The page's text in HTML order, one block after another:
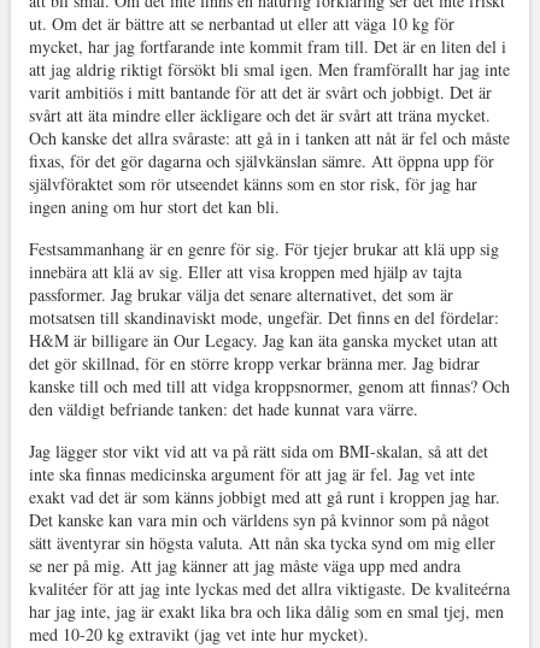
ut. Om det är bättre att se nerbantad ut eller att väga 10 kg för
mycket, har jag fortfarande inte kommit fram till. Det är en liten del i
att jag aldrig riktigt försökt bli smal igen. Men framförallt har jag inte
varit ambitiös i mitt bantande för att det är svårt och jobbigt. Det är
svårt att äta mindre eller äckligare och det är svårt att träna mycket.
Och kanske det allra svåraste: att gå in i tanken att nåt är fel och måste
fixas, för det gör dagarna och självkänslan sämre. Att öppna upp för
självföraktet som rör utseendet känns som en stor risk, för jag har
ingen aning om hur stort det kan bli.
Festsammanhang är en genre för sig. För tjejer brukar att klä upp sig
innebära att klä av sig. Eller att visa kroppen med hjälp av tajta
passformer. Jag brukar välja det senare alternativet, det som är
motsatsen till skandinaviskt mode, ungefär. Det finns en del fördelar:
H&M är billigare än Our Legacy. Jag kan äta ganska mycket utan att
det gör skillnad, för en större kropp verkar bränna mer. Jag bidrar
kanske till och med till att vidga kroppsnormer, genom att finnas? Och
den väldigt befriande tanken: det hade kunnat vara värre.
Jag lägger stor vikt vid att va på rätt sida om BMI-skalan, så att det
inte ska finnas medicinska argument för att jag är fel. Jag vet inte
exakt vad det är som känns jobbigt med att gå runt i kroppen jag har.
Det kanske kan vara min och världens syn på kvinnor som på något
sätt äventyrar sin högsta valuta. Att nån ska tycka synd om mig eller
se ner på mig. Att jag känner att jag måste väga upp med andra
kvalitéer för att jag inte lyckas med det allra viktigaste. De kvaliteérna
har jag inte, jag är exakt lika bra och lika dålig som en smal tjej, men
med 10-20 kg extravikt (jag vet inte hur mycket).